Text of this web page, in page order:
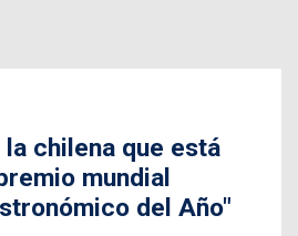
chilena que está
mundial
del Año"